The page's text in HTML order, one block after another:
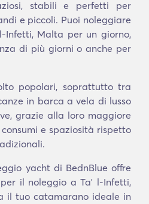
stabili e perfetti per
e piccoli. Puoi noleggiare
Infetti, Malta per un giorno,
di più giorni o anche per
popolari, soprattutto tra
in barca a vela di lusso
grazie alla loro maggiore
e spaziosità rispetto
yacht di BednBlue offre
il noleggio a Taʼ l-Infetti,
il tuo catamarano ideale in